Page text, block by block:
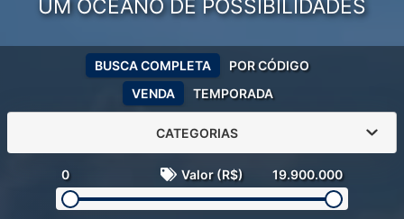
UM OCEANO DE POSSIBILIDADES
VENDA TEMPORADA
BUSCA COMPLETA POR CÓDIGO
CATEGORIAS
0 Valor (R$) 19.900.000